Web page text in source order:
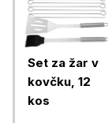
Set za žar v
kovčku, 12
kos